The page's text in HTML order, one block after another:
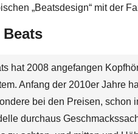
„Beatsdesign“ mit der
Beats
hat 2008 angefangen
Anfang der 2010er Jahre
bei den Preisen, schon
durchaus